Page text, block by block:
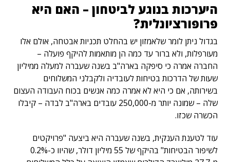
היערכות בנוגע לביטחון – האם היא
פרופורציונלית?
בגדול ניתן לומר שלאמזון יש בהחלט תכניות אבטחה, אולם אלו
מעורפלות, ולא ברור עד כמה הן מותאמות להיקף פועלה –
החברה אמרה כי סיפקה בארה"ב בשנה שעברה למעלה ממיליון
שעות של הדרכות בטיחות לעובדיה ולקבלני המשלוחים
בשירותה, אם כי היא לא אמרה כמה אנשים בכוח העבודה העצום
שלה – שמונה יותר מ-250,000 עובדים בארה"ב לבדה – קיבלו
הכשרה שכזו.
עוד לטענת הענקית, בשנה שעברה היא ביצעה "פרויקטים
לשיפור הבטיחות" בהיקף של 55 מיליון דולר, שהיוו כ-0.2%